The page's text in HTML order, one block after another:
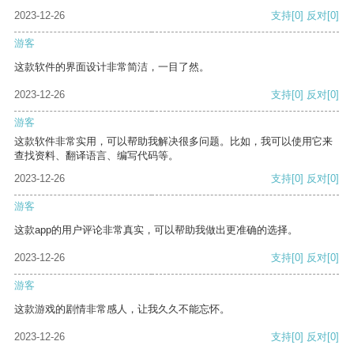
2023-12-26
支持[0] 反对[0]
游客
这款软件的界面设计非常简洁，一目了然。
2023-12-26 支持[0] 反对[0]
游客
这款软件非常实用，可以帮助我解决很多问题。比如，我可以使用它来
查找资料、翻译语言、编写代码等。
2023-12-26
支持[0] 反对[0]
游客
这款app的用户评论非常真实，可以帮助我做出更准确的选择。
2023-12-26 支持[0] 反对[0]
游客
这款游戏的剧情非常感人，让我久久不能忘怀。
2023-12-26 支持[0] 反对[0]